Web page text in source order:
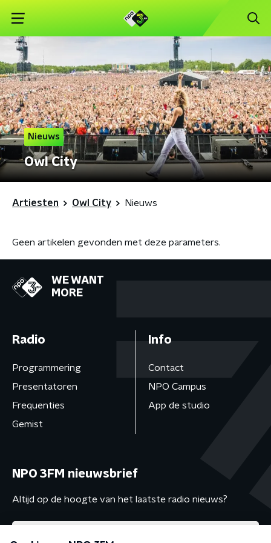
Nieuws
Owl City
Artiesten Owl City Nieuws
Geen artikelen gevonden met deze parameters.
WE WANT
MORE
Radio
Programmering
Presentatoren
Frequenties
Gemist
Info
Contact
NPO Campus
App de studio
NPO 3FM nieuwsbrief
Altijd op de hoogte van het laatste radio nieuws?